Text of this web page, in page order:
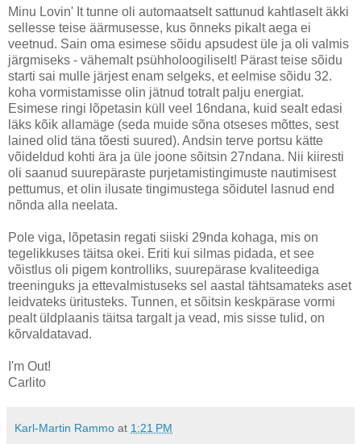
Minu Lovin' It tunne oli automaatselt sattunud kahtlaselt äkki
sellesse teise äärmusesse, kus õnneks pikalt aega ei
veetnud. Sain oma esimese sõidu apsudest üle ja oli valmis
järgmiseks - vähemalt psühholoogiliselt! Pärast teise sõidu
starti sai mulle järjest enam selgeks, et eelmise sõidu 32.
koha vormistamisse olin jätnud totralt palju energiat.
Esimese ringi lõpetasin küll veel 16ndana, kuid sealt edasi
läks kõik allamäge (seda muide sõna otseses mõttes, sest
lained olid täna tõesti suured). Andsin terve portsu kätte
võideldud kohti ära ja üle joone sõitsin 27ndana. Nii kiiresti
oli saanud suurepäraste purjetamistingimuste nautimisest
pettumus, et olin ilusate tingimustega sõidutel lasnud end
nõnda alla neelata.
Pole viga, lõpetasin regati siiski 29nda kohaga, mis on
tegelikkuses täitsa okei. Eriti kui silmas pidada, et see
võistlus oli pigem kontrolliks, suurepärase kvaliteediga
treeninguks ja ettevalmistuseks sel aastal tähtsamateks aset
leidvateks üritusteks. Tunnen, et sõitsin keskpärase vormi
pealt üldplaanis täitsa targalt ja vead, mis sisse tulid, on
kõrvaldatavad.
I'm Out!
Carlito
Karl-Martin Rammo at 1:21 PM